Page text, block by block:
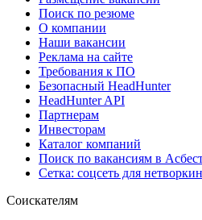
Поиск по резюме
О компании
Наши вакансии
Реклама на сайте
Требования к ПО
Безопасный HeadHunter
HeadHunter API
Партнерам
Инвесторам
Каталог компаний
Поиск по вакансиям в
Сетка: соцсеть для
Соискателям